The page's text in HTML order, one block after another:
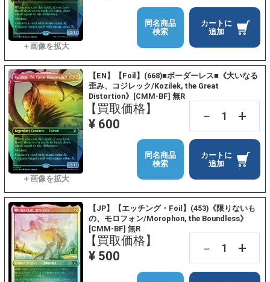
カートに
追加
同名商品
検索
【EN】【Foil】(668)■ボーダーレス■《大いなる
歪み、コジレック/Kozilek, the Great
Distortion》[CMM-BF] 無R
【買取価格】
¥ 600
－ +
カートに
追加
同名商品
検索
【JP】【エッチング・Foil】(453)《限りないも
の、モロフォン/Morophon, the Boundless》
[CMM-BF] 無R
【買取価格】
¥ 500
－ +